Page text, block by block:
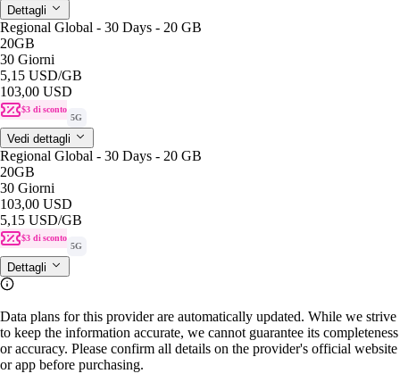
Dettagli
Regional Global - 30 Days - 20 GB
20GB
30 Giorni
5,15 USD/GB
103,00 USD
$3 di sconto
5G
Vedi dettagli
Regional Global - 30 Days - 20 GB
20GB
30 Giorni
103,00 USD
5,15 USD/GB
$3 di sconto
5G
Dettagli
Data plans for this provider are automatically updated. While we strive
to keep the information accurate, we cannot guarantee its completeness
or accuracy. Please confirm all details on the provider's official website
or app before purchasing.